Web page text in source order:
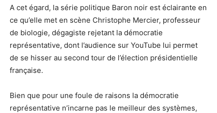
A cet égard, la série politique Baron noir est éclairante en
ce qu’elle met en scène Christophe Mercier, professeur
de biologie, dégagiste rejetant la démocratie
représentative, dont l’audience sur YouTube lui permet
de se hisser au second tour de l’élection présidentielle
française.
Bien que pour une foule de raisons la démocratie
représentative n’incarne pas le meilleur des systèmes,